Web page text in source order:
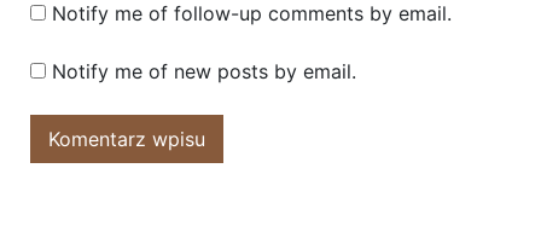
Notify me of follow-up comments by email.
Notify me of new posts by email.